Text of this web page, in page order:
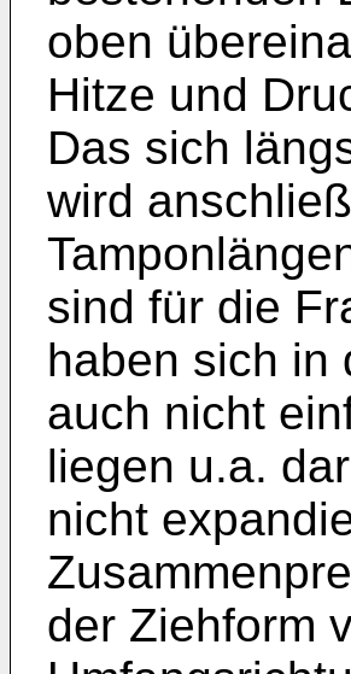
oben
Hitze und
Das sich
wird
sind für die
haben sich in
auch nicht
liegen u.a.
nicht
der Ziehform